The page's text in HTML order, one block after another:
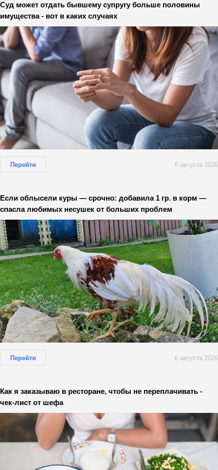
Суд может отдать бывшему супругу больше половины
имущества - вот в каких случаях
Перейти 6 августа 2026
Если облысели куры — срочно: добавила 1 гр. в корм —
спасла любимых несушек от больших проблем
Перейти 6 августа 2026
Как я заказываю в ресторане, чтобы не переплачивать -
чек-лист от шефа